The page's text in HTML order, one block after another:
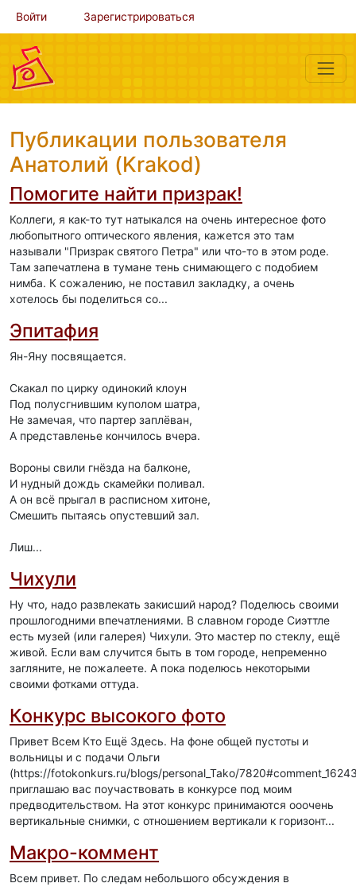
Войти Зарегистрироваться
Публикации пользователя
Анатолий (Krakod)
Помогите найти призрак!
Коллеги, я как-то тут натыкался на очень интересное фото
любопытного оптического явления, кажется это там
называли "Призрак святого Петра" или что-то в этом роде.
Там запечатлена в тумане тень снимающего с подобием
нимба. К сожалению, не поставил закладку, а очень
хотелось бы поделиться со...
Эпитафия
Ян-Яну посвящается.
Скакал по цирку одинокий клоун
Под полусгнившим куполом шатра,
Не замечая, что партер заплёван,
А представленье кончилось вчера.
Вороны свили гнёзда на балконе,
И нудный дождь скамейки поливал.
А он всё прыгал в расписном хитоне,
Смешить пытаясь опустевший зал.
Лиш...
Чихули
Ну что, надо развлекать закисший народ? Поделюсь своими
прошлогодними впечатлениями. В славном городе Сиэттле
есть музей (или галерея) Чихули. Это мастер по стеклу, ещё
живой. Если вам случится быть в том городе, непременно
загляните, не пожалеете. А пока поделюсь некоторыми
своими фотками оттуда.
Конкурс высокого фото
Привет Всем Кто Ещё Здесь. На фоне общей пустоты и
вольницы и с подачи Ольги
(https://fotokonkurs.ru/blogs/personal_Tako/
приглашаю вас поучаствовать в конкурсе под моим
предводительством. На этот конкурс принимаются ооочень
вертикальные снимки, с отношением вертикали к горизонт...
Макро-коммент
Всем привет. По следам небольшого обсуждения в